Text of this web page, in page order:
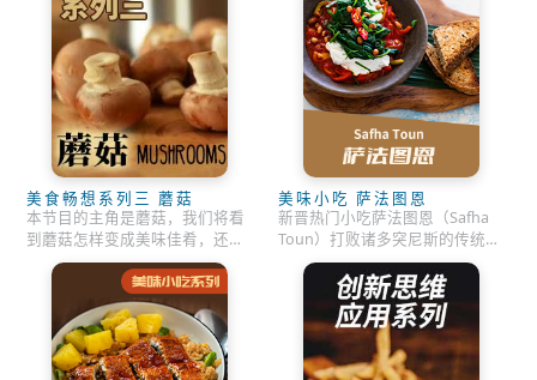
美食畅想系列三 蘑菇
本节目的主角是蘑菇，我们将看
到蘑菇怎样变成美味佳肴，还将
了解到蘑菇声场的秘密，以及为
什么它们被称为黑色黄金，这里
是关于蘑菇的美味科学。
美味小吃 萨法图恩
新晋热门小吃萨法图恩（Safha
Toun）打败诸多突尼斯的传统美
食，成为大众新宠。